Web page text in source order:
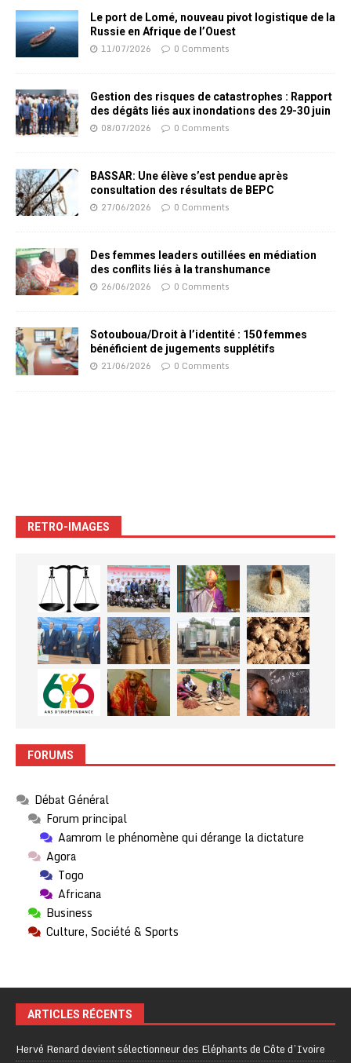
Le port de Lomé, nouveau pivot logistique de la
Russie en Afrique de l’Ouest
11/07/2026 0 Comments
Gestion des risques de catastrophes : Rapport
des dégâts liés aux inondations des 29-30 juin
08/07/2026 0 Comments
BASSAR: Une élève s’est pendue après
consultation des résultats de BEPC
27/06/2026 0 Comments
Des femmes leaders outillées en médiation
des conflits liés à la transhumance
26/06/2026 0 Comments
Sotouboua/Droit à l’identité : 150 femmes
bénéficient de jugements supplétifs
21/06/2026 0 Comments
RETRO-IMAGES
FORUMS
Débat Général
Forum principal
Aamrom le phénomène qui dérange la dictature
Agora
Togo
Africana
Business
Culture, Société & Sports
ARTICLES RÉCENTS
Hervé Renard devient sélectionneur des Eléphants de Côte d’Ivoire